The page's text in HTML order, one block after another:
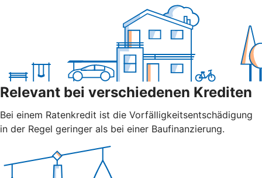
Relevant bei verschiedenen Krediten
Bei einem Ratenkredit ist die Vorfälligkeitsentschädigung
in der Regel geringer als bei einer Baufinanzierung.